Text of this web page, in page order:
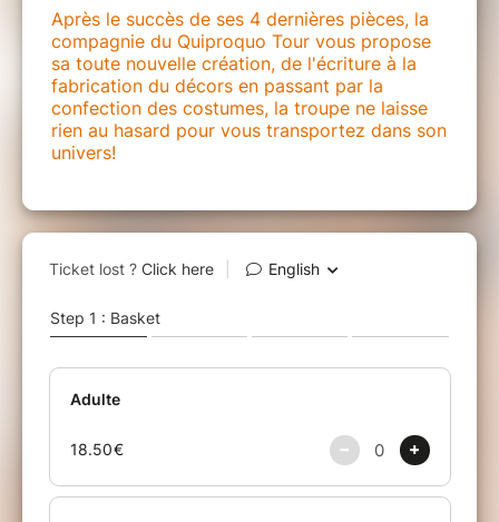
Après le succès de ses 4 dernières pièces, la
compagnie du Quiproquo Tour vous propose
sa toute nouvelle création, de l'écriture à la
fabrication du décors en passant par la
confection des costumes, la troupe ne laisse
rien au hasard pour vous transportez dans son
univers!